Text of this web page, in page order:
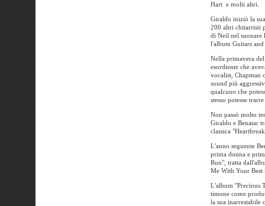
Hart e molti altri.
Giraldo iniziò la
200 altri chitarristi
di Neil nel suonare
l'album Guitars and
Nella primavera
esordiente che
vocalist, Chapman
sound più
qualcuno che
stesso potesse
Non passò molto
Giraldo e Benatar
classica
L'anno seguente
prima donna e
Run", tratta
Me With Your Best
L'album "Precious
timone come
la sua